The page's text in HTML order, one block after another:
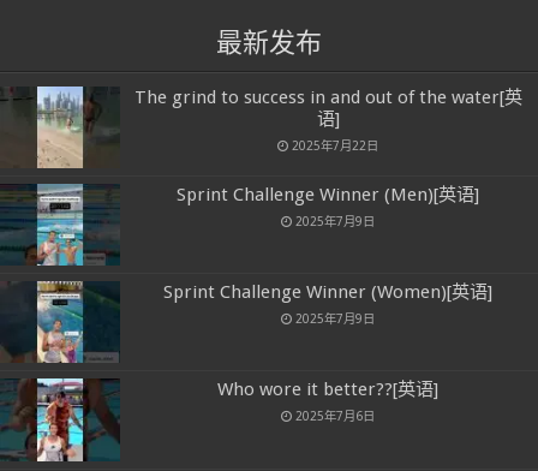
最新发布
The grind to success in and out of the water[英
语]
2025年7月22日
Sprint Challenge Winner (Men)[英语]
2025年7月9日
Sprint Challenge Winner (Women)[英语]
2025年7月9日
Who wore it better??[英语]
2025年7月6日